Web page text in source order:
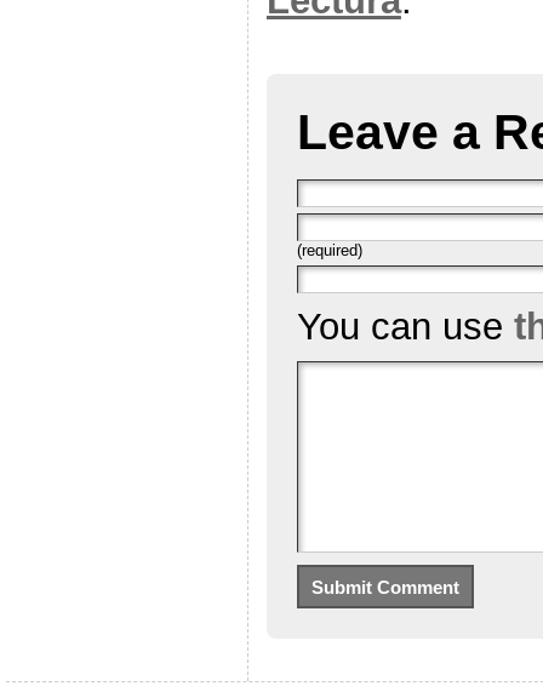
Leave a
(required)
You can use